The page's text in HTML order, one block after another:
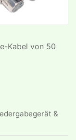
Kabel von 50
&